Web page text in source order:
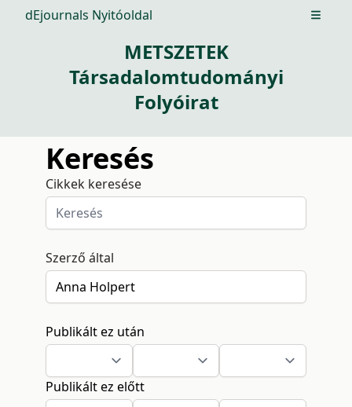
dEjournals Nyitóoldal Open
METSZETEK
Társadalomtudományi
Folyóirat
Keresés
Cikkek keresése
Szerző által
Publikált ez után
Publikált ez előtt